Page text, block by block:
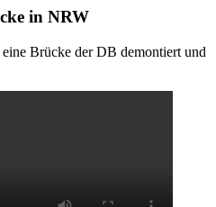
in NRW
Brücke der DB demontiert und